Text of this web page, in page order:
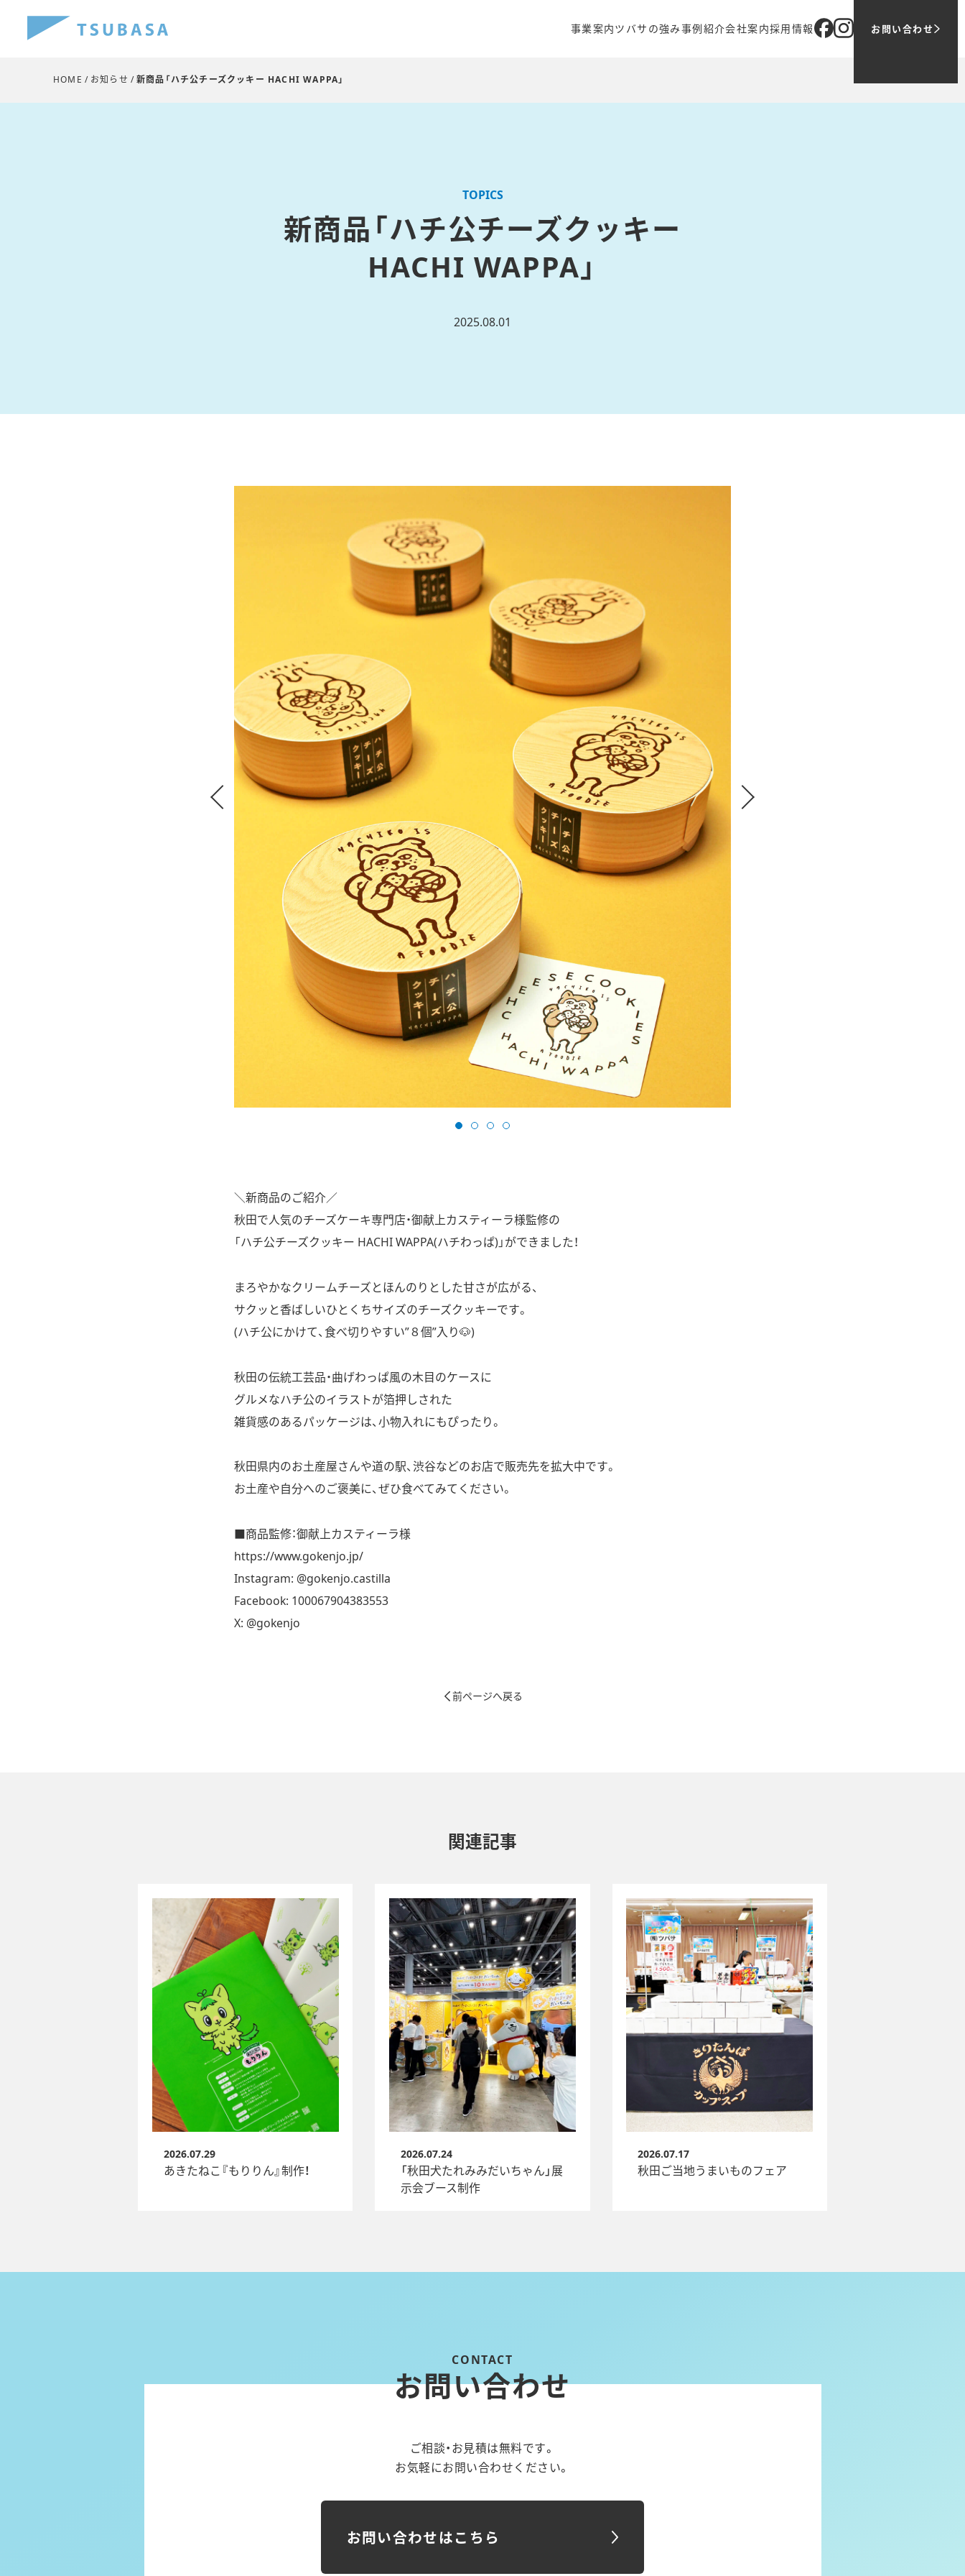
事業案内
WEBマーケティング
ツバサの強み事例紹介会社案内
会社概要
採用情報
1日の仕事の流れ
お問い合わせ
HOME お知らせ 新商品「ハチ公チーズクッキー HACHI WAPPA」
新商品「ハチ公チーズクッキー
HACHI WAPPA」
TOPICS
2025.08.01
＼新商品のご紹介／
秋田で人気のチーズケーキ専門店・御献上カスティーラ様監修の
「ハチ公チーズクッキー HACHI WAPPA(ハチわっぱ)」ができました！
まろやかなクリームチーズとほんのりとした甘さが広がる、
サクッと香ばしいひとくちサイズのチーズクッキーです。
(ハチ公にかけて、食べ切りやすい”８個”入り🐶)
秋田の伝統工芸品・曲げわっぱ風の木目のケースに
グルメなハチ公のイラストが箔押しされた
雑貨感のあるパッケージは、小物入れにもぴったり。
秋田県内のお土産屋さんや道の駅、渋谷などのお店で販売先を拡大中です。
お土産や自分へのご褒美に、ぜひ食べてみてください。
■商品監修：御献上カスティーラ様
https://www.gokenjo.jp/
Instagram: @gokenjo.castilla
Facebook: 100067904383553
X: @gokenjo
前ページへ戻る
関連記事
あきたねこ『もりりん』制作！
2026.07.29
「秋田犬たれみみだいちゃん」展
示会ブース制作
2026.07.24
秋田ご当地うまいものフェア
2026.07.17
お問い合わせ
ご相談・お見積は無料です。
お気軽にお問い合わせください。
お問い合わせはこちら